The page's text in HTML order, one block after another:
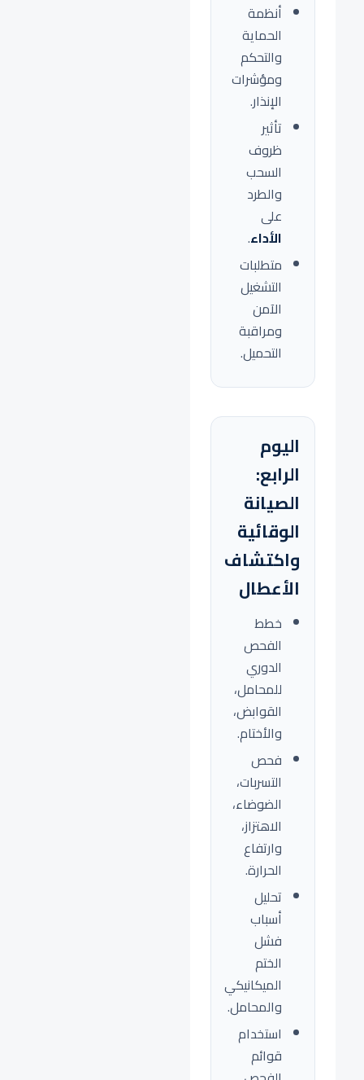
أنظمة
الحماية
والتحكم
ومؤشرات
الإنذار.
تأثير
ظروف
السحب
والطرد
على
الأداء.
متطلبات
التشغيل
الآمن
ومراقبة
التحميل.
اليوم
الرابع:
الصيانة
الوقائية
واكتشاف
الأعطال
خطط
الفحص
الدوري
للمحامل،
القوابض،
والأختام.
فحص
التسربات،
الضوضاء،
الاهتزاز،
وارتفاع
الحرارة.
تحليل
أسباب
فشل
الختم
الميكانيكي
والمحامل.
استخدام
قوائم